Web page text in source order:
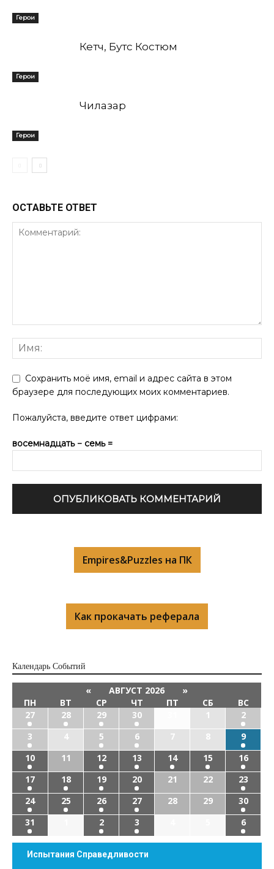
Герои
Герои
Кетч, Бутс Костюм
Герои
Чилазар
ОСТАВЬТЕ ОТВЕТ
Сохранить моё имя, email и адрес сайта в этом
браузере для последующих моих комментариев.
Пожалуйста, введите ответ цифрами:
восемнадцать − семь =
Empires&Puzzles на ПК
Как прокачать реферала
Календарь Cобытий
« АВГУСТ 2026
»
ПН
ВТ СР ЧТ ПТ СБ
ВС
27
28 29 30 1
2
3
4 5 6 7 8
9
10
11 12 13 14 15
16
17
18 19 20 21 22
23
24
25 26 27 28 29
30
31
2 3 6
Испытания Справедливости